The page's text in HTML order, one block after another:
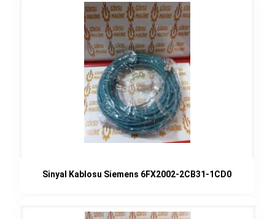
Sinyal Kablosu Siemens 6FX2002-2CB31-1CD0